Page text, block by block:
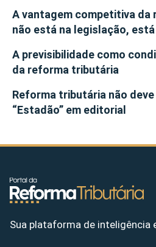
A vantagem competitiva
não está na legislação,
A previsibilidade como
da reforma tributária
Reforma tributária não
“Estadão” em editorial
Sua plataforma de inteligência